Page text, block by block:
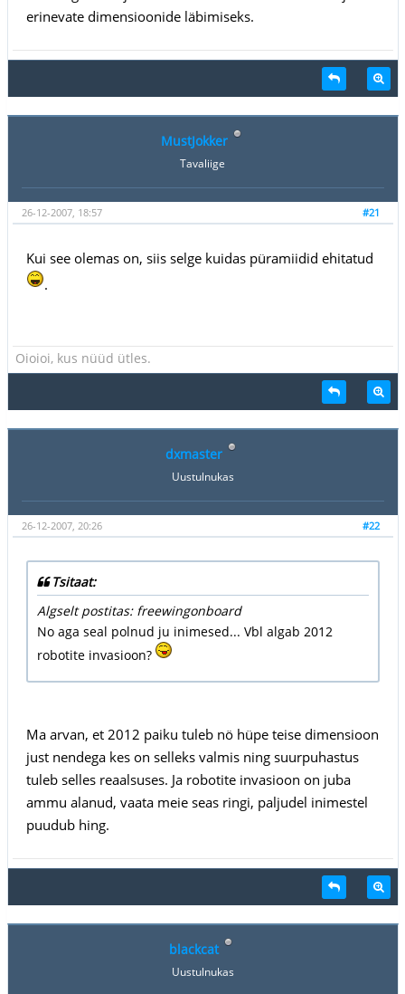
erinevate dimensioonide läbimiseks.
MustJokker
Tavaliige
#21
26-12-2007, 18:57
Kui see olemas on, siis selge kuidas püramiidid ehitatud
.
Oioioi, kus nüüd ütles.
dxmaster
Uustulnukas
#22
26-12-2007, 20:26
Tsitaat:
Algselt postitas: freewingonboard
No aga seal polnud ju inimesed... Vbl algab 2012
robotite invasioon?
Ma arvan, et 2012 paiku tuleb nö hüpe teise dimensioon
just nendega kes on selleks valmis ning suurpuhastus
tuleb selles reaalsuses. Ja robotite invasioon on juba
ammu alanud, vaata meie seas ringi, paljudel inimestel
puudub hing.
blackcat
Uustulnukas